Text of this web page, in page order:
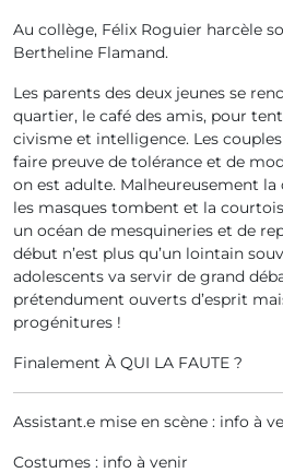
Au collège, Félix Roguier harcèle
Bertheline Flamand.
Les parents des deux jeunes se
quartier, le café des amis, pour
civisme et intelligence. Les
faire preuve de tolérance et de
on est adulte. Malheureusement la
les masques tombent et la
un océan de mesquineries et de
début n’est plus qu’un lointain
adolescents va servir de grand
prétendument ouverts d’esprit
progénitures !
Finalement À QUI LA FAUTE ?
Assistant.e mise en scène : info à
Costumes : info à venir